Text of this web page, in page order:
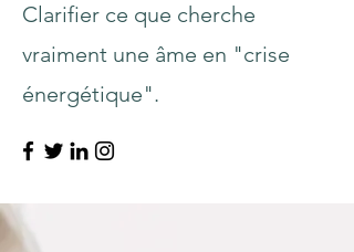
Clarifier ce que cherche
vraiment une âme en "crise
énergétique".